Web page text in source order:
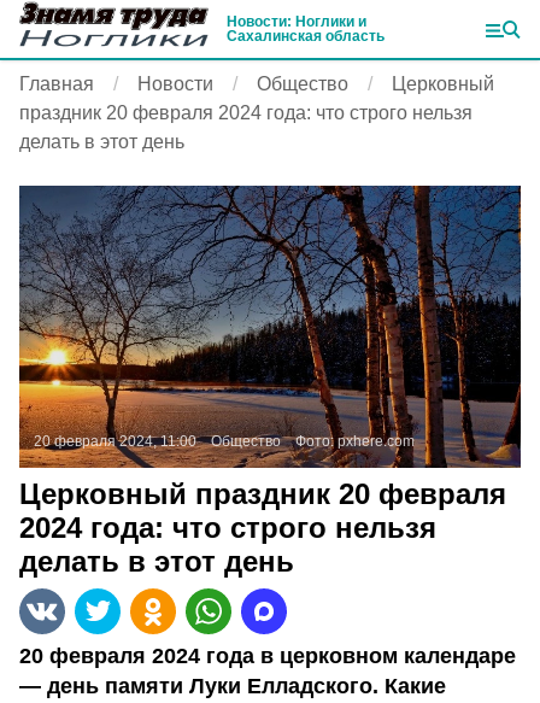
Новости: Ноглики и
Сахалинская область
Главная Новости Общество
Церковный
праздник 20 февраля 2024 года: что строго нельзя
делать в этот день
20 февраля 2024, 11:00 Общество Фото:pxhere.com
Церковный праздник 20 февраля
2024 года: что строго нельзя
делать в этот день
20 февраля 2024 года в церковном календаре
— день памяти Луки Елладского. Какие